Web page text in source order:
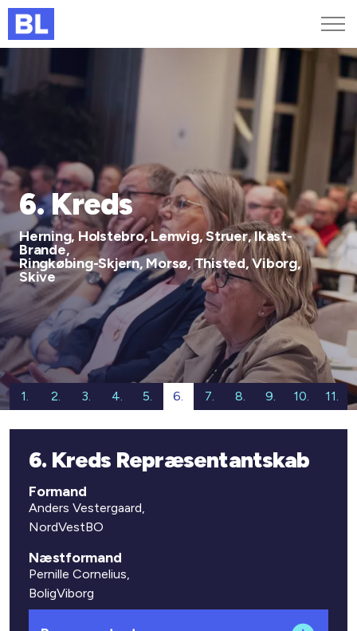
Genveje
MitBL
6. Kreds
Herning, Holstebro, Lemvig, Struer, Ikast-
Brande,
Ringkøbing-Skjern, Morsø, Thisted, Viborg,
Skive
1. 2. 3. 4. 5. 6. 7. 8. 9. 10. 11.
6. Kreds Repræsentantskab
Formand
Anders Vestergaard,
NordVestBO
Næstformand
Pernille Cornelius,
BoligViborg